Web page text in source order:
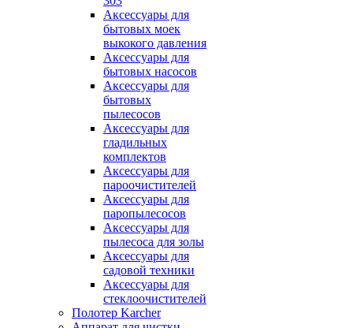
Аксессуары для
бытовых моек
выкокого давления
Аксессуары для
бытовых насосов
Аксессуары для
бытовых
пылесосов
Аксессуары для
гладильных
комплектов
Аксессуары для
пароочистителей
Аксессуары для
паропылесосов
Аксессуары для
пылесоса для золы
Аксессуары для
садовой техники
Аксессуары для
стеклоочистителей
Полотер Karcher